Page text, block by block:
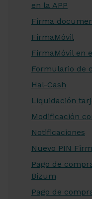
en la APP
Firma
FirmaMóvil
FirmaMóvil en
Formulario de
Hal-Cash
Liquidación
Modificación
Notificaciones
Nuevo PIN
Pago de
Bizum
Pago de